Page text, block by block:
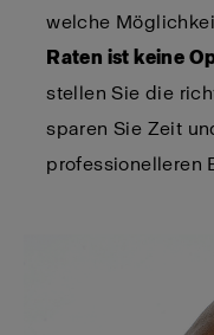
welche
Raten ist keine
stellen Sie die
sparen Sie Zeit
professionelleren